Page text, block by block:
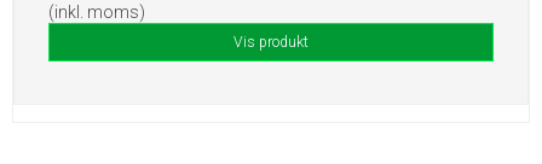
(inkl. moms)
Vis produkt